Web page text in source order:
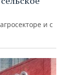
и с